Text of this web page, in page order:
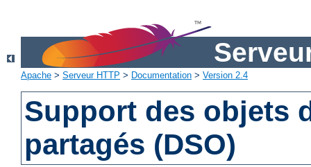
Apache > Serveur HTTP > Documentation > Version 2.4
Support des objets
partagés (DSO)